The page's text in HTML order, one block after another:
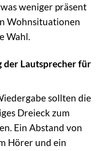
weniger präsent
Wohnsituationen
Wahl.
der Lautsprecher für
sollten die
Dreieck zum
Ein Abstand von
Hörer und ein